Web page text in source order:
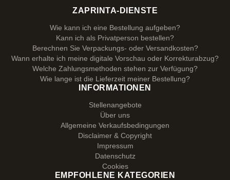
ZAPRINTA-DIENSTE
Wie kann ich eine Bestellung aufgeben?
Kann ich als Privatperson bestellen?
Berechnen Sie Verpackungs- oder Versandkosten?
Wann erhalte ich meine digitale Vorschau oder Korrekturabzug?
Welche Zahlungsmethoden stehen zur Verfügung?
Wie lange ist die Lieferzeit meiner Bestellung?
INFORMATIONEN
Stellenangebote
Über uns
Allgemeine Verkaufsbedingungen
Disclaimer & Copyright
Impressum
Datenschutz
Cookies
EMPFOHLENE KATEGORIEN